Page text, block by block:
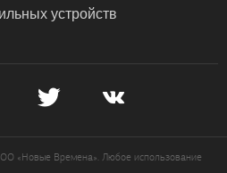
устройств
«Новые Времена». Любое использование